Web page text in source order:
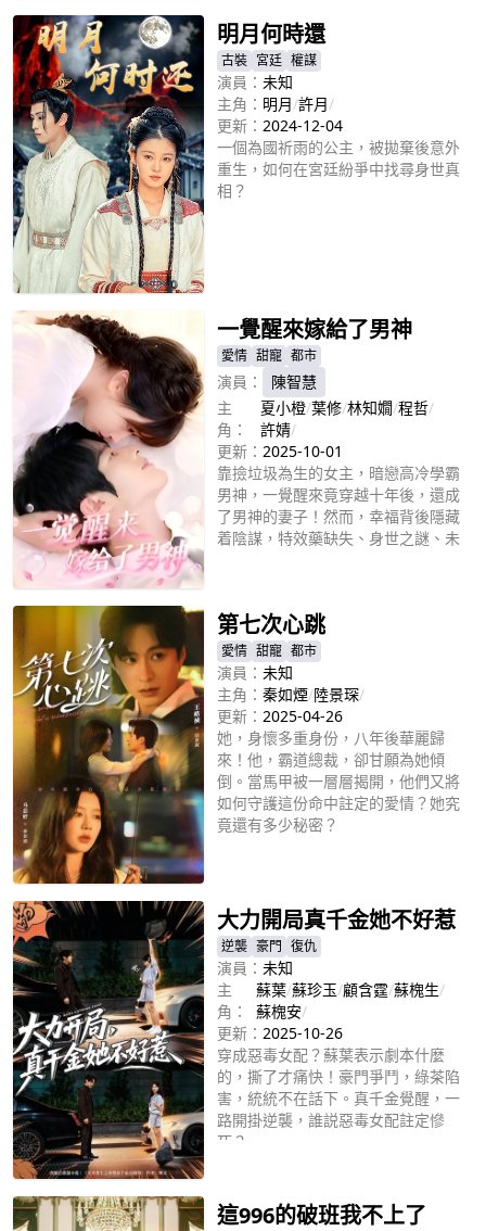
明月何時還
古裝 宮廷 權謀
演員： 未知
主角： 明月/許月/
更新： 2024-12-04
一個為國祈雨的公主，被拋棄後意外
重生，如何在宮廷紛爭中找尋身世真
相？
一覺醒來嫁給了男神
愛情 甜寵 都市
演員：
陳智慧
主
角：
夏小橙/葉修/林知嫺/程哲/
許婧/
更新： 2025-10-01
靠撿垃圾為生的女主，暗戀高冷學霸
男神，一覺醒來竟穿越十年後，還成
了男神的妻子！然而，幸福背後隱藏
着陰謀，特效藥缺失、身世之謎、未
第七次心跳
愛情 甜寵 都市
演員： 未知
主角： 秦如煙/陸景琛/
更新： 2025-04-26
她，身懷多重身份，八年後華麗歸
來！他，霸道總裁，卻甘願為她傾
倒。當馬甲被一層層揭開，他們又將
如何守護這份命中註定的愛情？她究
竟還有多少秘密？
大力開局真千金她不好惹
逆襲 豪門 復仇
演員： 未知
主
角：
蘇葉/蘇珍玉/顧含霆/蘇槐生/
蘇槐安/
更新： 2025-10-26
穿成惡毒女配？蘇葉表示劇本什麼
的，撕了才痛快！豪門爭鬥，綠茶陷
害，統統不在話下。真千金覺醒，一
路開掛逆襲，誰説惡毒女配註定慘
死？
這996的破班我不上了